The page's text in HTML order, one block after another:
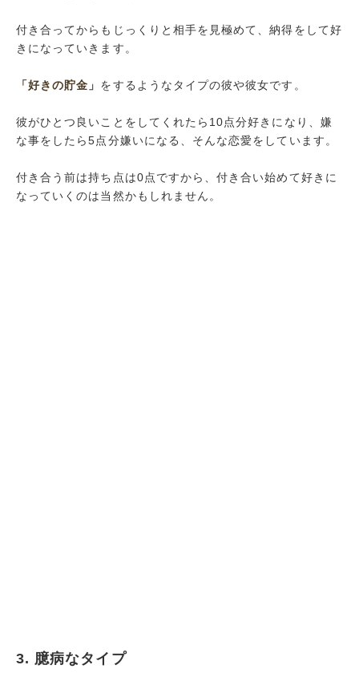
付き合ってからもじっくりと相手を見極めて、納得をして好
きになっていきます。
「好きの貯金」 をするようなタイプの彼や彼女です。
彼がひとつ良いことをしてくれたら10点分好きになり、嫌
な事をしたら5点分嫌いになる、そんな恋愛をしています。
付き合う前は持ち点は0点ですから、付き合い始めて好きに
なっていくのは当然かもしれません。
3. 臆病なタイプ